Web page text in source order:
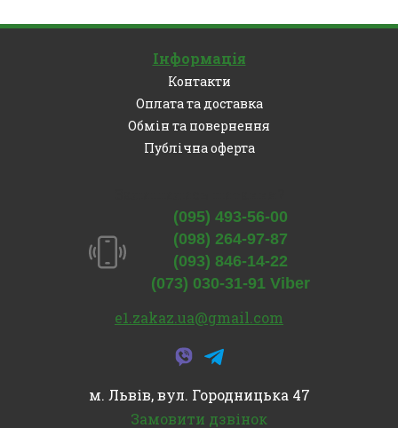
Інформація
Контакти
Оплата та доставка
Обмін та повернення
Публічна оферта
(095) 493-56-00
(098) 264-97-87
(093) 846-14-22
(073) 030-31-91 Viber
e1.zakaz.ua@gmail.com
м. Львів, вул. Городницька 47
Замовити дзвінок